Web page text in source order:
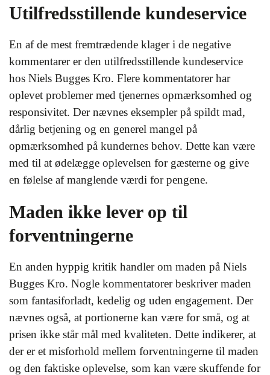
Utilfredsstillende kundeservice
En af de mest fremtrædende klager i de negative
kommentarer er den utilfredsstillende kundeservice
hos Niels Bugges Kro. Flere kommentatorer har
oplevet problemer med tjenernes opmærksomhed og
responsivitet. Der nævnes eksempler på spildt mad,
dårlig betjening og en generel mangel på
opmærksomhed på kundernes behov. Dette kan være
med til at ødelægge oplevelsen for gæsterne og give
en følelse af manglende værdi for pengene.
Maden ikke lever op til
forventningerne
En anden hyppig kritik handler om maden på Niels
Bugges Kro. Nogle kommentatorer beskriver maden
som fantasiforladt, kedelig og uden engagement. Der
nævnes også, at portionerne kan være for små, og at
prisen ikke står mål med kvaliteten. Dette indikerer, at
der er et misforhold mellem forventningerne til maden
og den faktiske oplevelse, som kan være skuffende for